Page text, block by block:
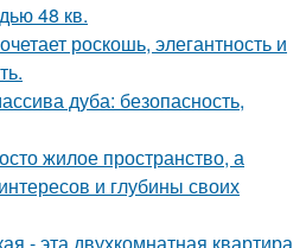
48 кв.
роскошь, элегантность и
дуба: безопасность,
жилое пространство, а
и глубины своих